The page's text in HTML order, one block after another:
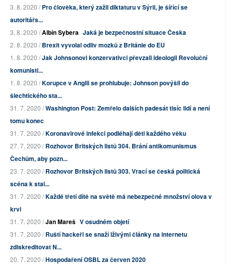
3. 8. 2020 /Pro člověka, který zažil diktaturu v Sýrii, je šířící se
autoritářs...
3. 8. 2020 /Albín Sybera Jaká je bezpečnostní situace Česka
2. 8. 2020 /Brexit vyvolal odliv mozků z Británie do EU
1. 8. 2020 /Jak Johnsonovi konzervativci převzali ideologii Revoluční
komunisti...
1. 8. 2020 /Korupce v Anglii se prohlubuje: Johnson povýšil do
šlechtického sta...
31. 7. 2020 /Washington Post: Zemřelo dalších padesát tisíc lidí a není
tomu konec
31. 7. 2020 /Koronavirové infekci podléhají děti každého věku
27. 7. 2020 /Rozhovor Britských listů 304. Brání antikomunismus
Čechům, aby pozn...
23. 7. 2020 /Rozhovor Britských listů 303. Vrací se česká politická
scéna k stal...
31. 7. 2020 /Každé třetí dítě na světě má nebezpečné množství olova v
krvi
31. 7. 2020 /Jan Mareš V osudném objetí
31. 7. 2020 /Ruští hackeři se snaží lživými články na internetu
zdiskreditovat N...
20. 7. 2020 /Hospodaření OSBL za červen 2020